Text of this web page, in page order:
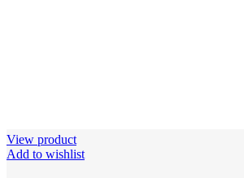
View product
Add to wishlist